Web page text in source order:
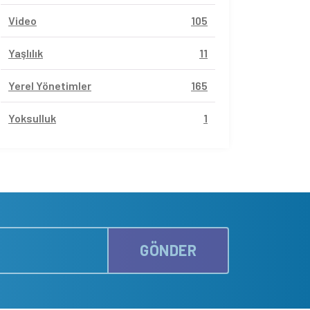
Video 105
Yaşlılık 11
Yerel Yönetimler 165
Yoksulluk 1
GÖNDER